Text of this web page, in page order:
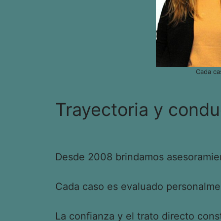
Cada
Trayectoria y
Desde 2008 brindamos
Cada caso es evaluado
La confianza y el trato directo